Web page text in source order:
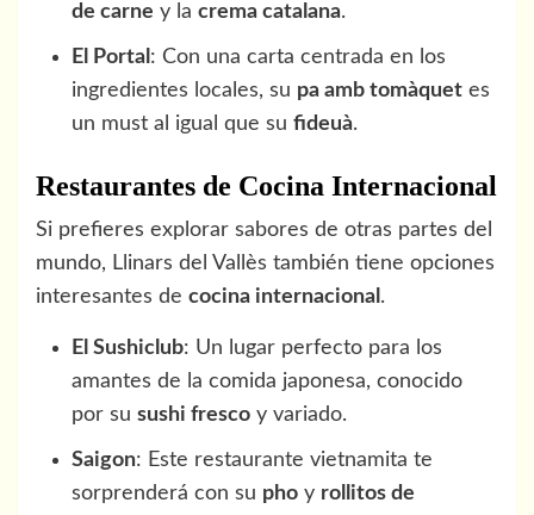
de carne y la crema catalana.
El Portal : Con una carta centrada en los
ingredientes locales, su pa amb tomàquet es
un must al igual que su fideuà.
Restaurantes de Cocina Internacional
Si prefieres explorar sabores de otras partes del
mundo, Llinars del Vallès también tiene opciones
interesantes de cocina internacional .
El Sushiclub: Un lugar perfecto para los
amantes de la comida japonesa, conocido
por su sushi fresco y variado.
Saigon: Este restaurante vietnamita te
sorprenderá con su pho y rollitos de